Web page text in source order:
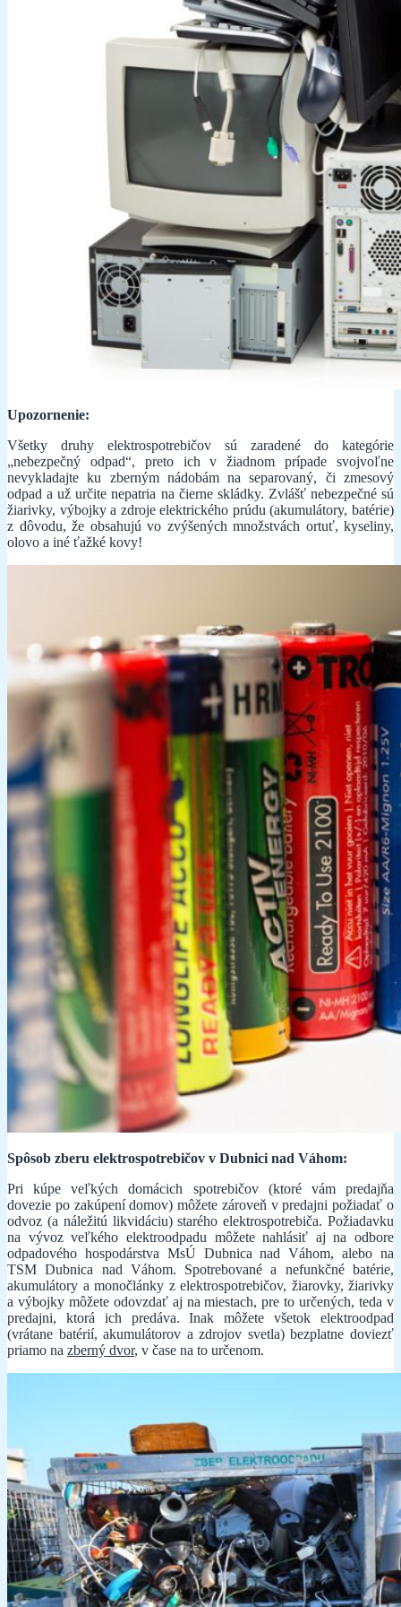
Upozornenie:
Všetky druhy elektrospotrebičov sú zaradené do kategórie
„nebezpečný odpad“, preto ich v žiadnom prípade svojvoľne
nevykladajte ku zberným nádobám na separovaný, či zmesový
odpad a už určite nepatria na čierne skládky. Zvlášť nebezpečné sú
žiarivky, výbojky a zdroje elektrického prúdu (akumulátory, batérie)
z dôvodu, že obsahujú vo zvýšených množstvách ortuť, kyseliny,
olovo a iné ťažké kovy!
Spôsob zberu elektrospotrebičov v Dubnici nad Váhom:
Pri kúpe veľkých domácich spotrebičov (ktoré vám predajňa
dovezie po zakúpení domov) môžete zároveň v predajni požiadať o
odvoz (a náležitú likvidáciu) starého elektrospotrebiča. Požiadavku
na vývoz veľkého elektroodpadu môžete nahlásiť aj na odbore
odpadového hospodárstva MsÚ Dubnica nad Váhom, alebo na
TSM Dubnica nad Váhom. Spotrebované a nefunkčné batérie,
akumulátory a monočlánky z elektrospotrebičov, žiarovky, žiarivky
a výbojky môžete odovzdať aj na miestach, pre to určených, teda v
predajni, ktorá ich predáva. Inak môžete všetok elektroodpad
(vrátane batérií, akumulátorov a zdrojov svetla) bezplatne doviezť
priamo na zberný dvor, v čase na to určenom.